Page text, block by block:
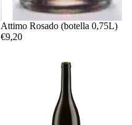
Attimo Rosado (botella 0,75L)
€9,20